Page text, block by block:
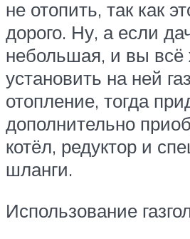
не отопить, так как
дорого. Ну, а если
небольшая, и вы
установить на ней
отопление, тогда
дополнительно
котёл, редуктор и
шланги.
Использование